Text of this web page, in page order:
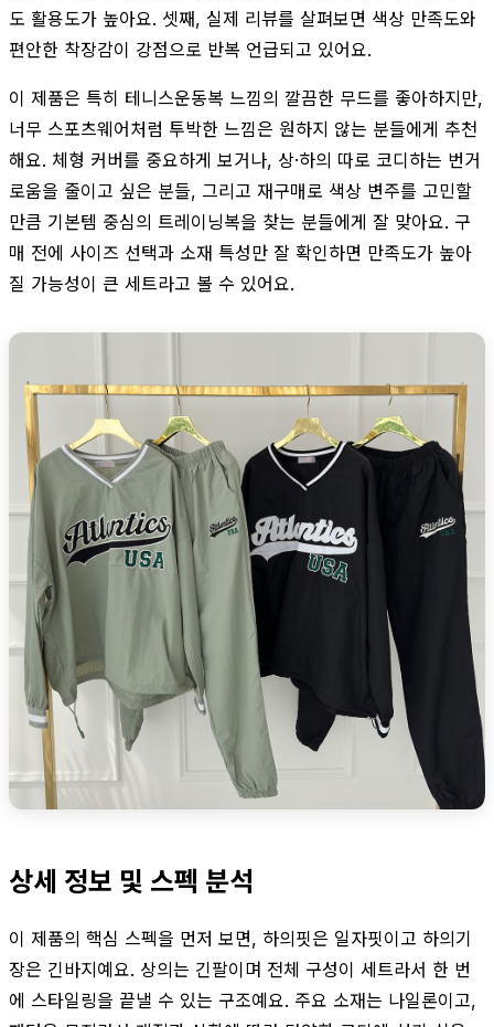
도 활용도가 높아요. 셋째, 실제 리뷰를 살펴보면 색상 만족도와
편안한 착장감이 강점으로 반복 언급되고 있어요.
이 제품은 특히 테니스운동복 느낌의 깔끔한 무드를 좋아하지만,
너무 스포츠웨어처럼 투박한 느낌은 원하지 않는 분들에게 추천
해요. 체형 커버를 중요하게 보거나, 상·하의 따로 코디하는 번거
로움을 줄이고 싶은 분들, 그리고 재구매로 색상 변주를 고민할
만큼 기본템 중심의 트레이닝복을 찾는 분들에게 잘 맞아요. 구
매 전에 사이즈 선택과 소재 특성만 잘 확인하면 만족도가 높아
질 가능성이 큰 세트라고 볼 수 있어요.
상세 정보 및 스펙 분석
이 제품의 핵심 스펙을 먼저 보면, 하의핏은 일자핏이고 하의기
장은 긴바지예요. 상의는 긴팔이며 전체 구성이 세트라서 한 번
에 스타일링을 끝낼 수 있는 구조예요. 주요 소재는 나일론이고,